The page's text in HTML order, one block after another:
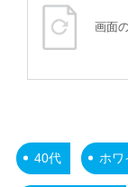
画面
40代 ホワ